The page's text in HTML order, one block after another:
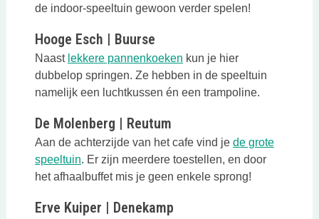
de indoor-speeltuin gewoon verder spelen!
Hooge Esch | Buurse
Naast lekkere pannenkoekenDeze link opent in een
kun je hier
dubbelop springen. Ze hebben in de speeltuin
namelijk een luchtkussen én een trampoline.
De Molenberg | Reutum
Aan de achterzijde van het cafe vind je de grote
speeltuinDeze link opent in een nieuwe tab
. Er zijn meerdere toestellen, en door
het afhaalbuffet mis je geen enkele sprong!
Erve Kuiper | Denekamp